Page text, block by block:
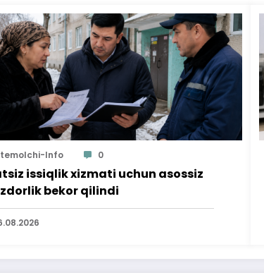
Info 0
issiqlik xizmati uchun asossiz
bekor qilindi